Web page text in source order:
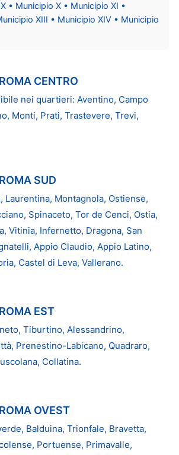
• Municipio X • Municipio XI •
XIII • Municipio XIV • Municipio
CENTRO
nei quartieri: Aventino, Campo
Monti, Prati, Trastevere, Trevi,
SUD
Laurentina, Montagnola, Ostiense,
Spinaceto, Tor de Cenci, Ostia,
Vitinia, Infernetto, Dragona, San
Appio Claudio, Appio Latino,
Castel di Leva, Vallerano.
EST
Tiburtino, Alessandrino,
Prenestino-Labicano, Quadraro,
Collatina.
OVEST
Balduina, Trionfale, Bravetta,
Portuense, Primavalle,